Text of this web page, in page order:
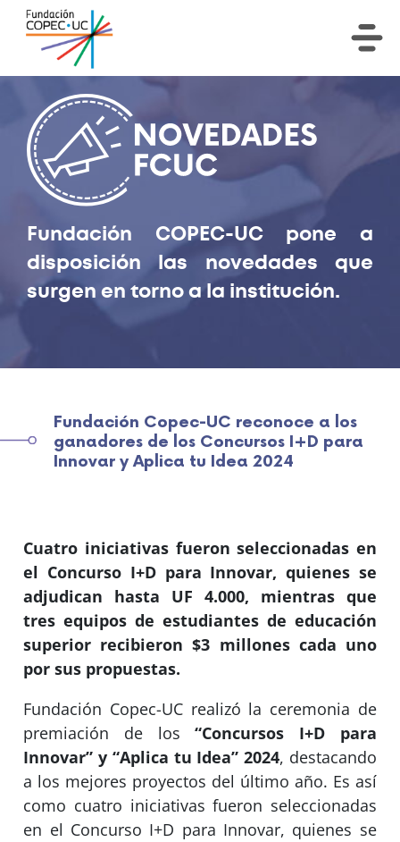
Fundación COPEC-UC pone a
disposición las novedades que
surgen en torno a la institución.
Fundación Copec-UC reconoce a los
ganadores de los Concursos I+D para
Innovar y Aplica tu Idea 2024
Cuatro iniciativas fueron seleccionadas en
el Concurso I+D para Innovar, quienes se
adjudican hasta UF 4.000, mientras que
tres equipos de estudiantes de educación
superior recibieron $3 millones cada uno
por sus propuestas.
Fundación Copec-UC realizó la ceremonia de
premiación de los“Concursos I+D para
Innovar” y “Aplica tu Idea” 2024, destacando
a los mejores proyectos del último año. Es así
como cuatro iniciativas fueron seleccionadas
en el Concurso I+D para Innovar, quienes se